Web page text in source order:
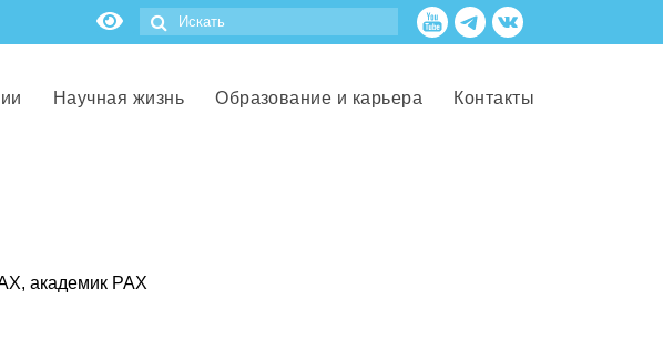
Научная жизнь Образование и карьера Контакты
академик РАХ